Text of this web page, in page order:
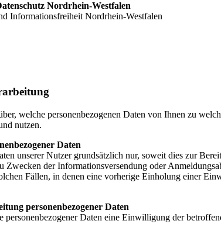
Nordrhein-Westfalen
Informationsfreiheit Nordrhein-Westfalen
welche personenbezogenen Daten von Ihnen zu
nutzen.
Daten
unserer Nutzer grundsätzlich nur, soweit dies zur
Zwecken der Informationsversendung oder
Fällen, in denen eine vorherige Einholung einer
personenbezogener Daten
personenbezogener Daten eine Einwilligung der